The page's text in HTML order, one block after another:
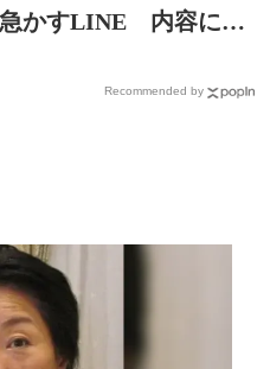
かすLINE 内容に不
Recommended by